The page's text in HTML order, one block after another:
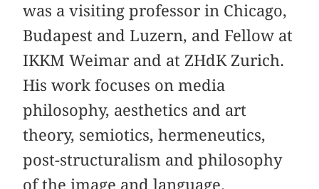
was a visiting professor in Chicago,
Budapest and Luzern, and Fellow at
IKKM Weimar and at ZHdK Zurich.
His work focuses on media
philosophy, aesthetics and art
theory, semiotics, hermeneutics,
post-structuralism and philosophy
of the image and language.